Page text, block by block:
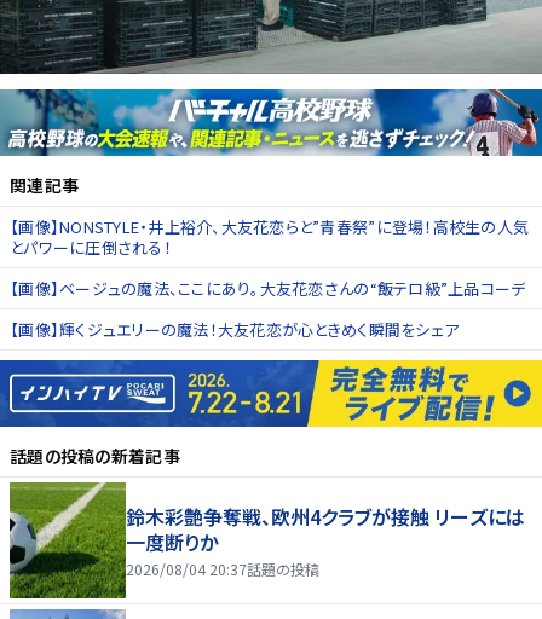
関連記事
【画像】NONSTYLE・井上裕介、大友花恋らと”青春祭”に登場！高校生の人気
とパワーに圧倒される！
【画像】ベージュの魔法、ここにあり。大友花恋さんの“飯テロ級”上品コーデ
【画像】輝くジュエリーの魔法！大友花恋が心ときめく瞬間をシェア
話題の投稿の新着記事
鈴木彩艶争奪戦、欧州4クラブが接触 リーズには
一度断りか
2026/08/04 20:37話題の投稿